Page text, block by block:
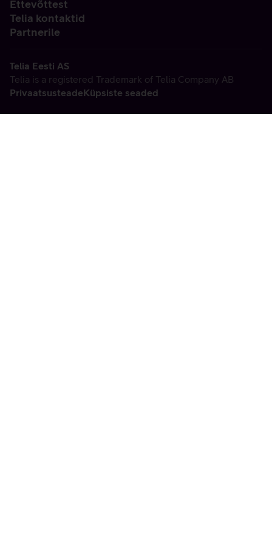
Ettevõttest
Telia kontaktid
Partnerile
Telia Eesti AS
Telia is a registered Trademark of Telia Company AB
PrivaatsusteadeKüpsiste seaded